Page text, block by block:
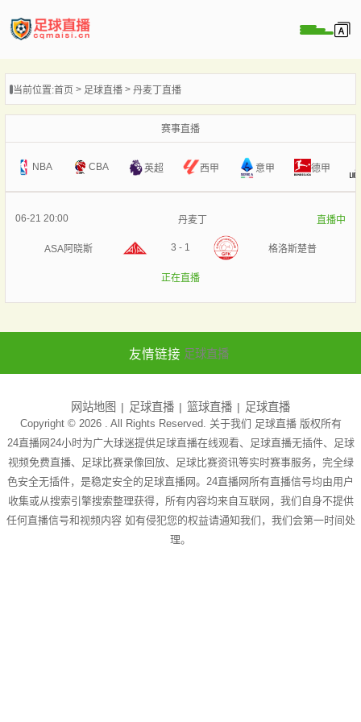
播
像
闻
当前位置:首页 足球直播 丹麦丁直播
赛事直播
NBA CBA 英超 西甲 意甲 德甲
06-21 20:00 丹麦丁 直播中
ASA阿晓斯 3 - 1 格洛斯楚普
正在直播
友情链接 足球直播
网站地图 足球直播 篮球直播 足球直播
Copyright © 2026 . All Rights Reserved. 关于我们 足球直播版权所有
24直播网24小时为广大球迷提供足球直播在线观看、足球直播无插件、足球
视频免费直播、足球比赛录像回放、足球比赛资讯等实时赛事服务，完全绿
色安全无插件，是稳定安全的足球直播网。24直播网所有直播信号均由用户
收集或从搜索引擎搜索整理获得，所有内容均来自互联网，我们自身不提供
任何直播信号和视频内容 如有侵犯您的权益请通知我们，我们会第一时间处
理。